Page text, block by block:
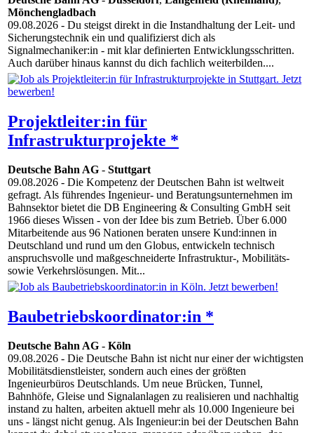
Mönchengladbach
09.08.2026 - Du steigst direkt in die Instandhaltung der Leit- und
Sicherungstechnik ein und qualifizierst dich als
Signalmechaniker:in - mit klar definierten Entwicklungsschritten.
Auch darüber hinaus kannst du dich fachlich weiterbilden....
Projektleiter:in für
Infrastrukturprojekte *
Deutsche Bahn AG - Stuttgart
09.08.2026 - Die Kompetenz der Deutschen Bahn ist weltweit
gefragt. Als führendes Ingenieur- und Beratungsunternehmen im
Bahnsektor bietet die DB Engineering & Consulting GmbH seit
1966 dieses Wissen - von der Idee bis zum Betrieb. Über 6.000
Mitarbeitende aus 96 Nationen beraten unsere Kund:innen in
Deutschland und rund um den Globus, entwickeln technisch
anspruchsvolle und maßgeschneiderte Infrastruktur-, Mobilitäts-
sowie Verkehrslösungen. Mit...
Baubetriebskoordinator:in *
Deutsche Bahn AG - Köln
09.08.2026 - Die Deutsche Bahn ist nicht nur einer der wichtigsten
Mobilitätsdienstleister, sondern auch eines der größten
Ingenieurbüros Deutschlands. Um neue Brücken, Tunnel,
Bahnhöfe, Gleise und Signalanlagen zu realisieren und nachhaltig
instand zu halten, arbeiten aktuell mehr als 10.000 Ingenieure bei
uns - längst nicht genug. Als Ingenieur:in bei der Deutschen Bahn